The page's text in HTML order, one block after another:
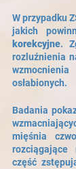
W przypadku
jakich
korekcyjne.
rozluźnienia
osłabionych.
Badania
mięśnia
część